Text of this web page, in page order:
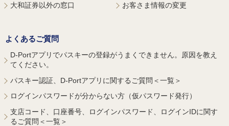
大和証券以外の窓口
お客さま情報の変更
よくあるご質問
D-Portアプリでパスキーの登録がうまくできません。原因を教え
てください。
パスキー認証、D-Portアプリに関するご質問＜一覧＞
ログインパスワードが分からない方（仮パスワード発行）
支店コード、口座番号、ログインパスワード、ログインIDに関す
るご質問＜一覧＞